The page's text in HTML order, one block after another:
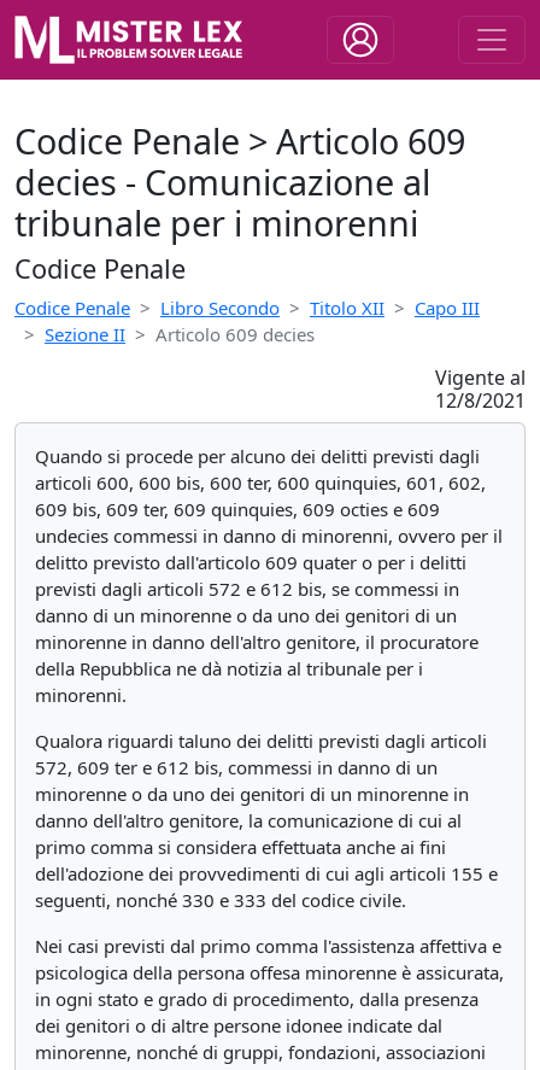
Codice Penale > Articolo 609
decies - Comunicazione al
tribunale per i minorenni
Codice Penale
Codice Penale Libro Secondo Titolo XII
Capo III
Sezione II
Articolo 609 decies
Vigente al
12/8/2021
Quando si procede per alcuno dei delitti previsti dagli
articoli 600, 600 bis, 600 ter, 600 quinquies, 601, 602,
609 bis, 609 ter, 609 quinquies, 609 octies e 609
undecies commessi in danno di minorenni, ovvero per il
delitto previsto dall'articolo 609 quater o per i delitti
previsti dagli articoli 572 e 612 bis, se commessi in
danno di un minorenne o da uno dei genitori di un
minorenne in danno dell'altro genitore, il procuratore
della Repubblica ne dà notizia al tribunale per i
minorenni.
Qualora riguardi taluno dei delitti previsti dagli articoli
572, 609 ter e 612 bis, commessi in danno di un
minorenne o da uno dei genitori di un minorenne in
danno dell'altro genitore, la comunicazione di cui al
primo comma si considera effettuata anche ai fini
dell'adozione dei provvedimenti di cui agli articoli 155 e
seguenti, nonché 330 e 333 del codice civile.
Nei casi previsti dal primo comma l'assistenza affettiva e
psicologica della persona offesa minorenne è assicurata,
in ogni stato e grado di procedimento, dalla presenza
dei genitori o di altre persone idonee indicate dal
minorenne, nonché di gruppi, fondazioni, associazioni